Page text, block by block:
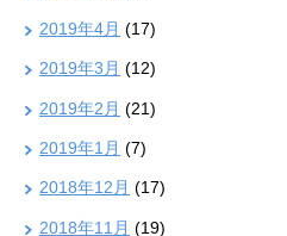
2019年4月 (17)
2019年3月 (12)
2019年2月 (21)
2019年1月 (7)
2018年12月 (17)
2018年11月 (19)